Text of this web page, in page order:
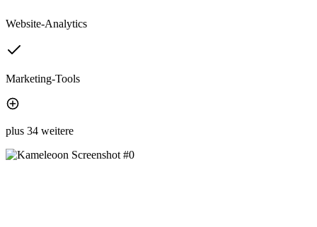
Website-Analytics
Marketing-Tools
plus 34 weitere